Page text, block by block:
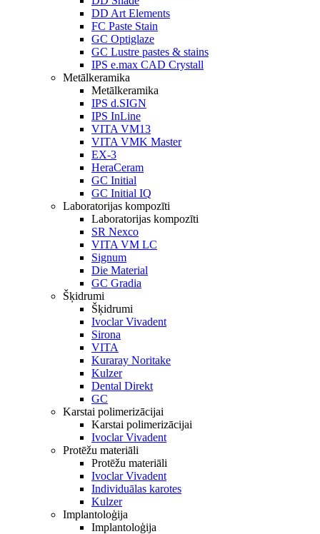
DD Art Elements
FC Paste Stain
GC Optiglaze
GC Lustre pastes & stains
IPS e.max CAD Crystall
Metālkeramika
Metālkeramika
IPS d.SIGN
IPS InLine
VITA VM13
VITA VMK Master
EX-3
HeraCeram
GC Initial
GC Initial IQ
Laboratorijas kompozīti
Laboratorijas kompozīti
SR Nexco
VITA VM LC
Signum
Die Material
GC Gradia
Šķidrumi
Šķidrumi
Ivoclar Vivadent
Sirona
VITA
Kuraray Noritake
Kulzer
Dental Direkt
GC
Karstai polimerizācijai
Karstai polimerizācijai
Ivoclar Vivadent
Protēžu materiāli
Protēžu materiāli
Ivoclar Vivadent
Individuālas karotes
Kulzer
Implantoloģija
Implantoloģija